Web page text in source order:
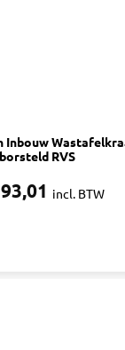
Inbouw
RVS
incl. BTW